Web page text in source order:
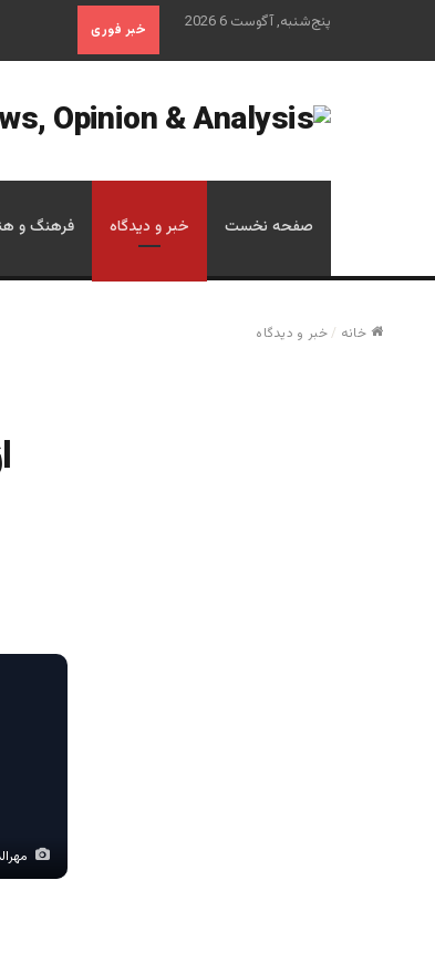
پنج‌شنبه, آگوست 6 2026 خبر فوری
صفحه نخست خبر و دیدگاه فرهنگ و
خانه /خبر و دیدگاه